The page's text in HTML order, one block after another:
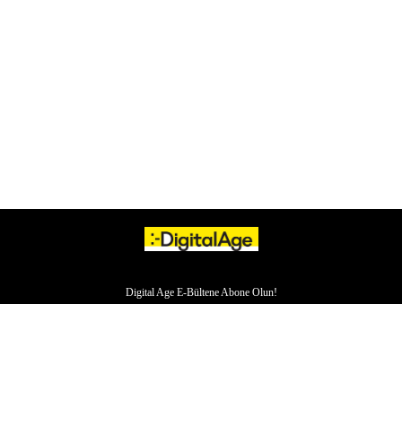
Digital Age E-Bültene Abone Olun!